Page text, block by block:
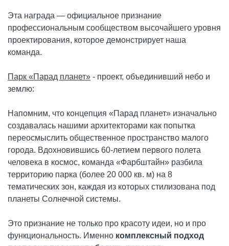
Эта награда — официальное признание
профессиональным сообществом высочайшего уровня
проектирования, которое демонстрирует наша
команда.
Парк «Парад планет» - проект, объединивший небо и
землю:
Напомним, что концепция «Парад планет» изначально
создавалась нашими архитекторами как попытка
переосмыслить общественное пространство малого
города. Вдохновившись 60-летием первого полета
человека в космос, команда «Фарбштайн» разбила
территорию парка (более 20 000 кв. м) на 8
тематических зон, каждая из которых стилизована под
планеты Солнечной системы.
Это признание не только про красоту идеи, но и про
функциональность. Именно комплексный подход